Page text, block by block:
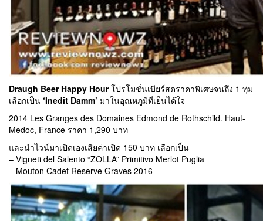
Draugh Beer Happy Hourโปรโมชั่นเบียร์สดราคาพิเศษจนถึง 1 ทุ่ม
เลือกเป็น ‘Inedit Damm’ มาในอุณหภูมิที่เย็นได้ใจ
2014 Les Granges des Domaines Edmond de Rothschild. Haut-
Medoc, France ราคา 1,290 บาท
และนำไวน์มาเปิดเองเสียค่าเปิด 150 บาท เลือกเป็น
– Vigneti del Salento “ZOLLA” Primitivo Merlot Puglia
– Mouton Cadet Reserve Graves 2016